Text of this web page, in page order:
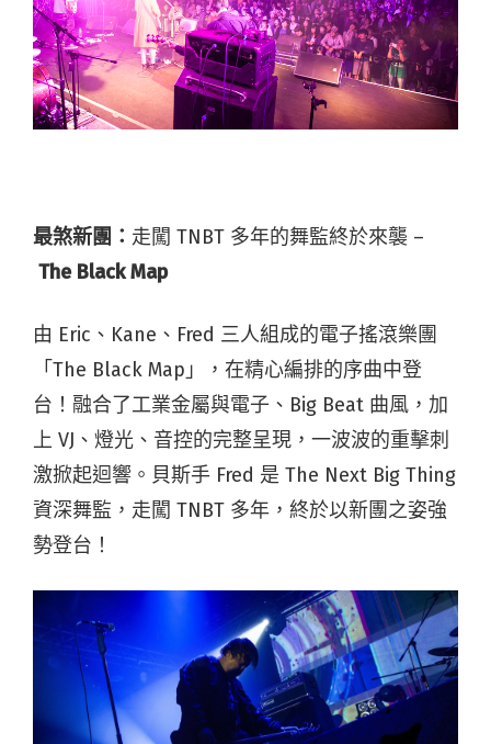
最煞新團： 走闖 TNBT 多年的舞監終於來襲 –
The Black Map
由 Eric、Kane、Fred 三人組成的電子搖滾樂團
「The Black Map」，在精心編排的序曲中登
台！融合了工業金屬與電子、Big Beat 曲風，加
上 VJ、燈光、音控的完整呈現，一波波的重擊刺
激掀起迴響。貝斯手 Fred 是 The Next Big Thing
資深舞監，走闖 TNBT 多年，終於以新團之姿強
勢登台！